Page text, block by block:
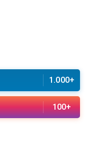
1.000+
100+